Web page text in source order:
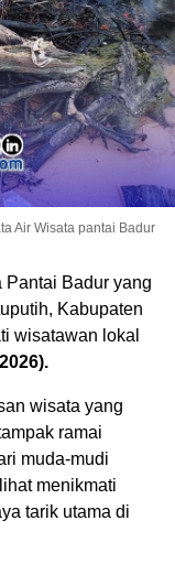
Air Wisata pantai Badur
Badur yang
Kabupaten
wisatawan lokal
wisata yang
ramai
muda-mudi
menikmati
tarik utama di